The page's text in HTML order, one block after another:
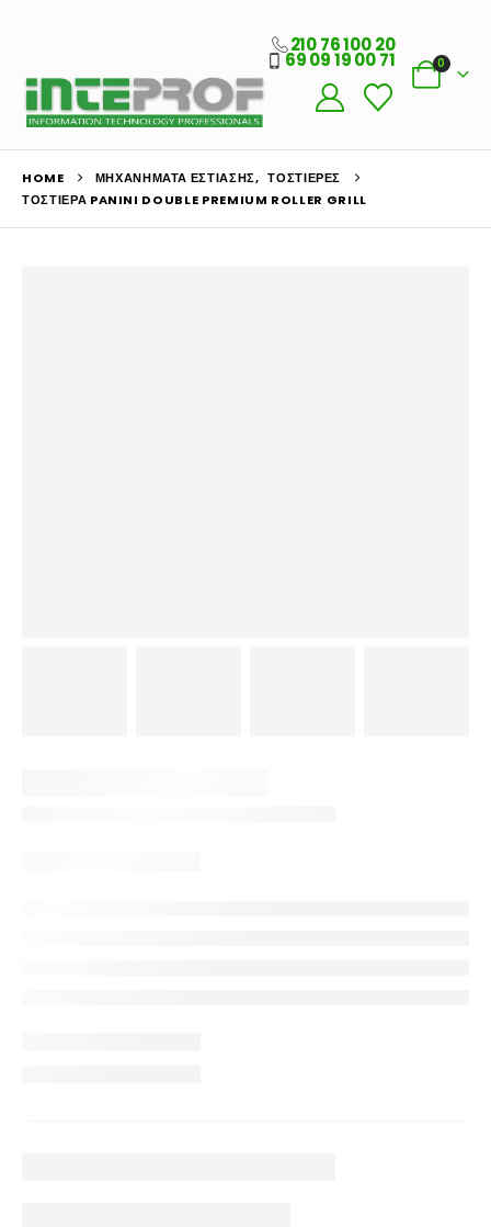
210 76 100 20
69 09 19 00 71 0
HOME ΜΗΧΑΝΉΜΑΤΑ ΕΣΤΊΑΣΗΣ, ΤΟΣΤΙΈΡΕΣ
ΤΟΣΤΙΈΡΑ PANINI DOUBLE PREMIUM ROLLER GRILL